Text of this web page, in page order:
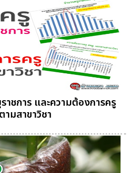
ชการ และความต้องการครู
ามสาขาวิชา